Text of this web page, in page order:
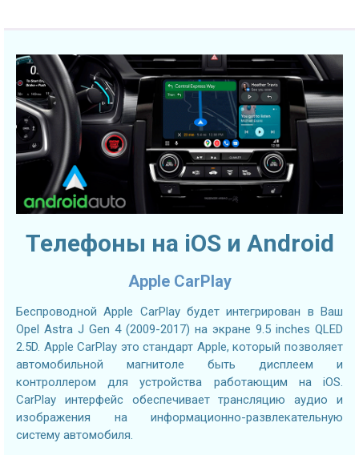
Телефоны на iOS и Android
Apple CarPlay
Беспроводной Apple CarPlay будет интегрирован в Ваш
Opel Astra J Gen 4 (2009-2017) на экране 9.5 inches QLED
2.5D. Apple CarPlay это стандарт Apple, который позволяет
автомобильной магнитоле быть дисплеем и
контроллером для устройства работающим на iOS.
CarPlay интерфейс обеспечивает трансляцию аудио и
изображения на информационно-развлекательную
систему автомобиля.